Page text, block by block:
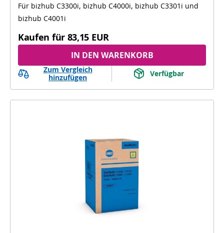
bizhub C3300i, bizhub C4000i, bizhub C3301i,
bizhub C4001i
Für bizhub C3300i, bizhub C4000i, bizhub C3301i und
bizhub C4001i
Kaufen für 83,15 EUR
IN DEN WARENKORB
Zum Vergleich
hinzufügen
Verfügbar